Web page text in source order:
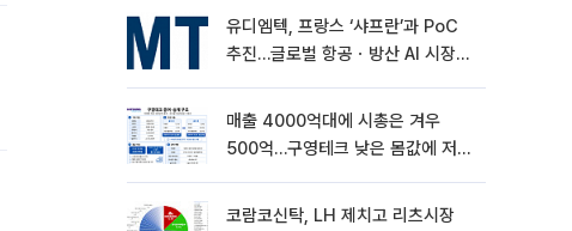
유디엠텍, 프랑스 ‘샤프란’과 PoC
추진…글로벌 항공ㆍ방산 AI 시장
매출 4000억대에 시총은 겨우
500억…구영테크 낮은 몸값에 저가
코람코신탁, LH 제치고 리츠시장